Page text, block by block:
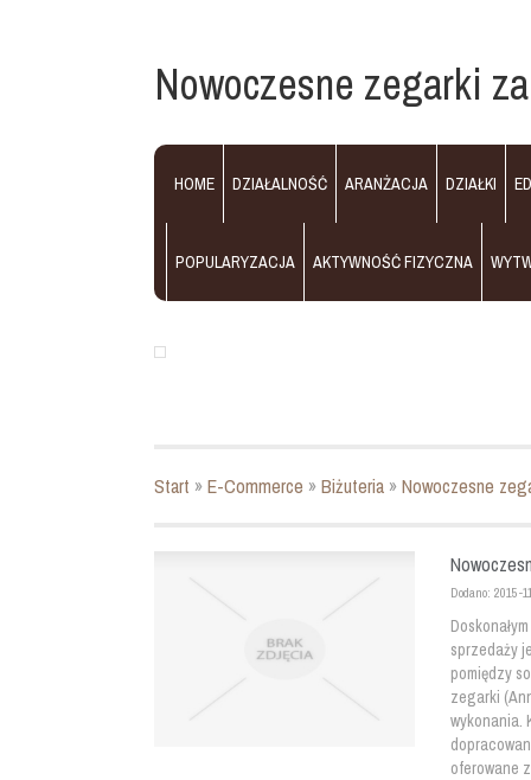
Nowoczesne zegarki
HOME DZIAŁALNOŚĆ ARANŻACJA DZIAŁKI
POPULARYZACJA AKTYWNOŚĆ FIZYCZNA
Start »E-Commerce »Biżuteria »Nowoczesne
Dodano: 2015-
sprzedaży
pomiędzy
zegarki
wykonania.
oferowane